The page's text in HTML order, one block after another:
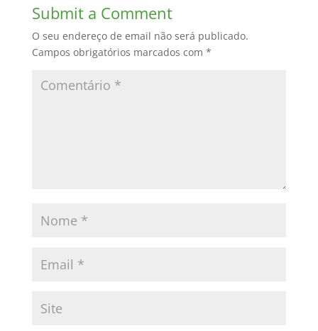
Submit a Comment
O seu endereço de email não será publicado.
Campos obrigatórios marcados com *